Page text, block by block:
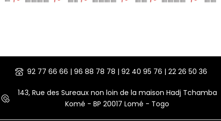
92 77 66 66 | 96 88 78 78 | 92 40 95 76 | 22 26 50 36
143, Rue des Sureaux non loin de la maison Hadj Tchamba
Komé - BP 20017 Lomé - Togo